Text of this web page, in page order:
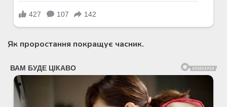
Як проростання покращує часник.